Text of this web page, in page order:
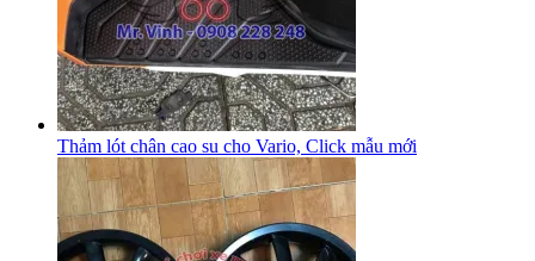
Thảm lót chân cao su cho Vario, Click mẫu mới